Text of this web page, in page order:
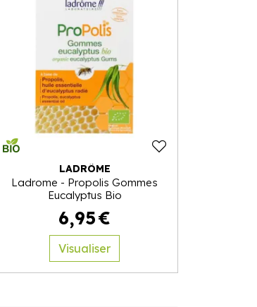
LADRÔME
Ladrome - Propolis Gommes
Eucalyptus Bio
6,95€
Visualiser